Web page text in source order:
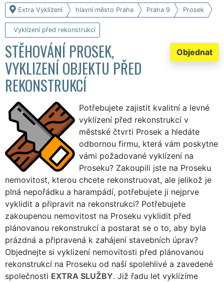
Extra Vyklízení hlavní město Praha Praha 9 Prosek
Vyklízení před rekonstrukcí
Objednat
STĚHOVÁNÍ PROSEK,
VYKLIZENÍ OBJEKTU PŘED
REKONSTRUKCÍ
Potřebujete zajistit kvalitní a levné
vyklízení před rekonstrukcí v
městské čtvrti Prosek a hledáte
odbornou firmu, která vám poskytne
vámi požadované vyklízení na
Proseku? Zakoupili jste na Proseku
nemovitost, kterou chcete rekonstruovat, ale jelikož je
plná nepořádku a harampádí, potřebujete ji nejprve
vyklidit a připravit na rekonstrukci? Potřebujete
zakoupenou nemovitost na Proseku vyklidit před
plánovanou rekonstrukcí a postarat se o to, aby byla
prázdná a připravená k zahájení stavebních úprav?
Objednejte si vyklizení nemovitosti před plánovanou
rekonstrukcí na Proseku od naší spolehlivé a zavedené
společnosti EXTRA SLUŽBY. Již řadu let vyklízíme